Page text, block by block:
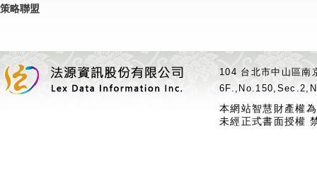
策略聯盟
104 台北市中山區
本網站智慧財產權
未經正式書面授權